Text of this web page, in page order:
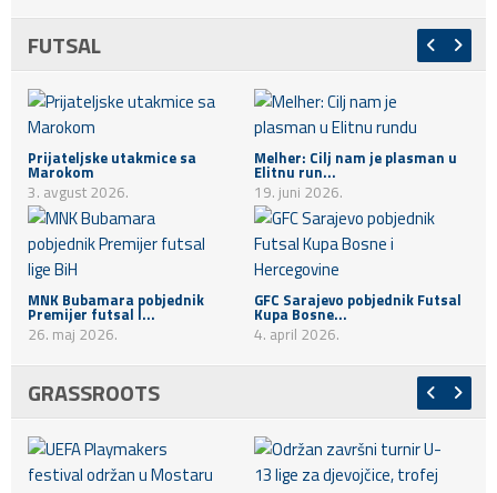
FUTSAL
Prijateljske utakmice sa
Marokom
3. avgust 2026.
Melher: Cilj nam je plasman u
Elitnu run...
19. juni 2026.
MNK Bubamara pobjednik
Premijer futsal l...
26. maj 2026.
GFC Sarajevo pobjednik Futsal
Kupa Bosne...
4. april 2026.
GRASSROOTS